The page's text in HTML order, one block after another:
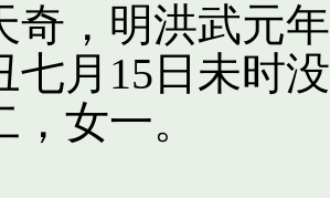
奇，明洪武元
七月15日未时
女一。